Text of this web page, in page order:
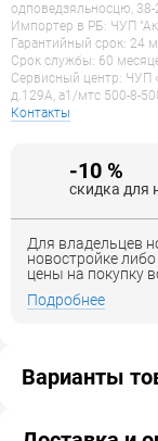
одповедзяльносцю,
Импортер в РБ: ЧУП
Гарантийный срок: 24
Срок службы: 60
Сервисный центр: ЧУП
д.129А, a1/мтс 500-8-
Контакты
-10 %
скидка для
Для владельцев
новостройке
цены на покупку
Подробнее
Варианты